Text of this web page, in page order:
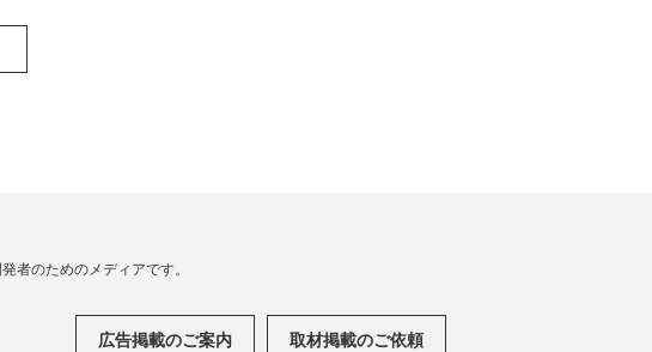
者のためのメディアです。
広告掲載のご案内 取材掲載のご依頼